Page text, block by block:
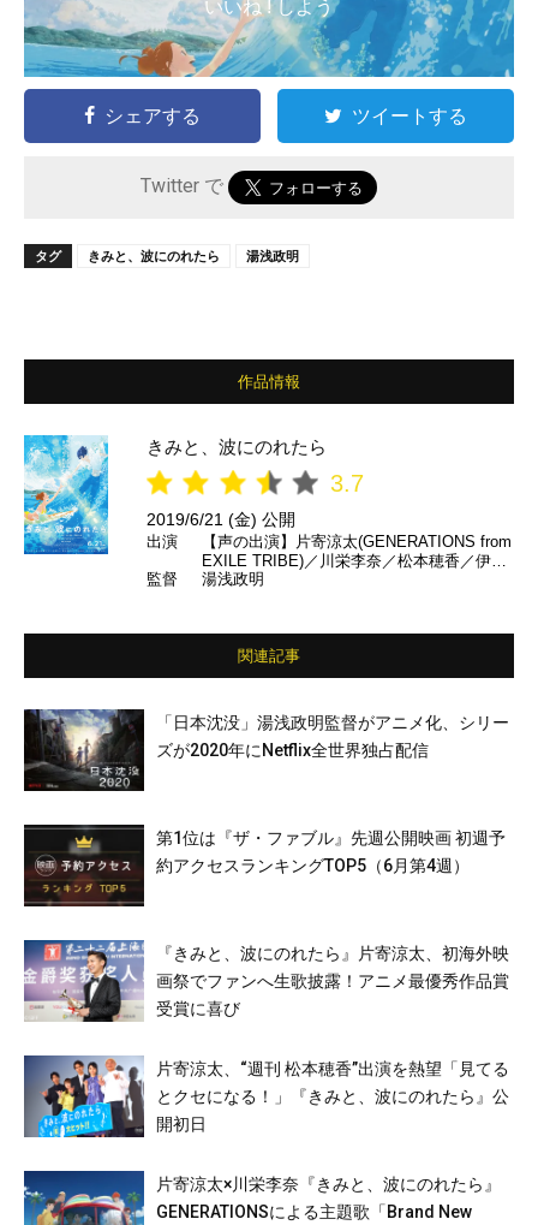
いいね ! しよう
シェアする ツイートする
Twitter で
タグ きみと、波にのれたら 湯浅政明
作品情報
きみと、波にのれたら
3.7
2019/6/21 (金) 公開
出演
【声の出演】片寄涼太(GENERATIONS from
EXILE TRIBE)／川栄李奈／松本穂香／伊藤
健太郎 ほか
監督 湯浅政明
関連記事
「日本沈没」湯浅政明監督がアニメ化、シリー
ズが2020年にNetflix全世界独占配信
第1位は『ザ・ファブル』先週公開映画 初週予
約アクセスランキングTOP5（6月第4週）
『きみと、波にのれたら』片寄涼太、初海外映
画祭でファンへ生歌披露！アニメ最優秀作品賞
受賞に喜び
片寄涼太、“週刊 松本穂香”出演を熱望「見てる
とクセになる！」『きみと、波にのれたら』公
開初日
片寄涼太×川栄李奈『きみと、波にのれたら』
GENERATIONSによる主題歌「Brand New